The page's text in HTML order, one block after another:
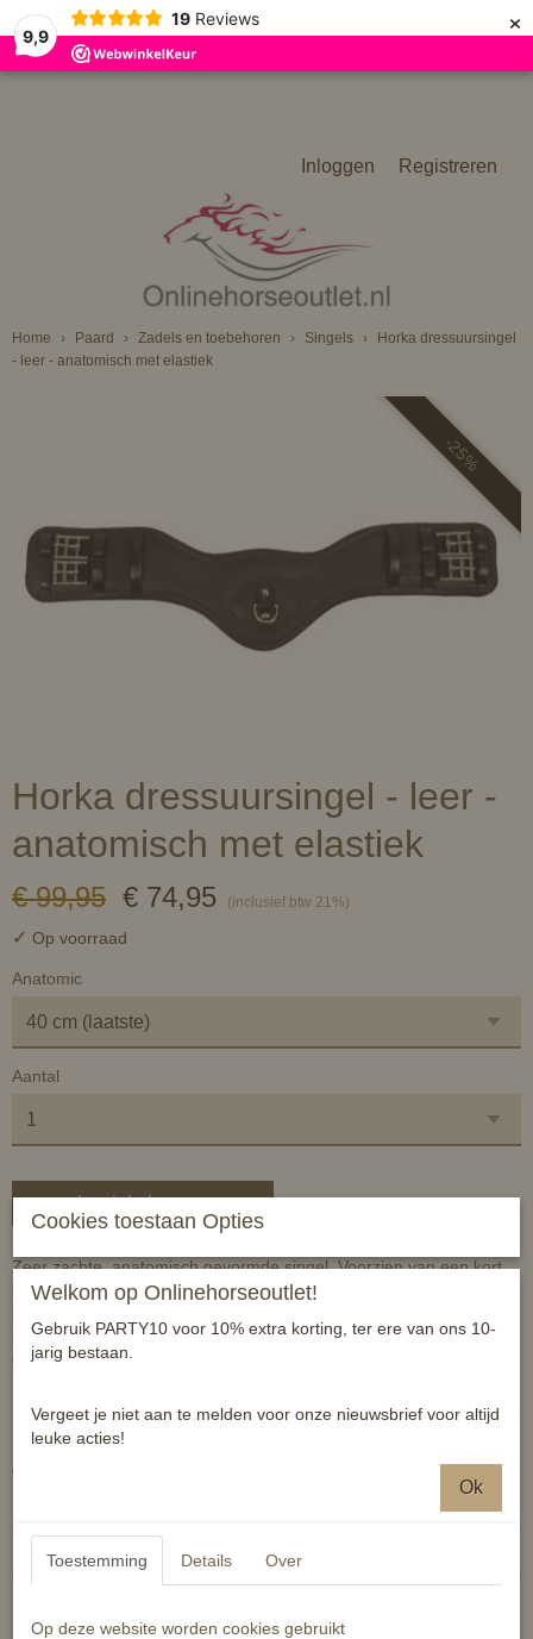
9,9
19 Reviews ×
Inloggen Registreren
Home › Paard › Zadels en toebehoren › Singels ›
Horka dressuursingel
- leer - anatomisch met elastiek
-25%
Horka dressuursingel - leer -
anatomisch met elastiek
€ 99,95 € 74,95 (inclusief btw 21%)
✓ Op voorraad
Anatomic
Aantal
In winkelwagen
Zeer zachte, anatomisch gevormde singel. Voorzien van een kort
stukje elastiek voor optimaal comfort. Zorgt voor een stabiele
bewegingsvrijheid. Kan hierdoor singelnijdt voorkomen of
verhelpen.
Kleur zwart
Winkelprijs E89,95
Cookies toestaan Opties
Welkom op Onlinehorseoutlet!
Gebruik PARTY10 voor 10% extra korting, ter ere van ons 10-
jarig bestaan.
Vergeet je niet aan te melden voor onze nieuwsbrief voor altijd
leuke acties!
Ok
Toestemming Details Over
Op deze website worden cookies gebruikt